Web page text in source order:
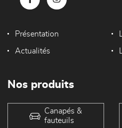
Présentation
Actualités
Nos produits
Canapés &
fauteuils